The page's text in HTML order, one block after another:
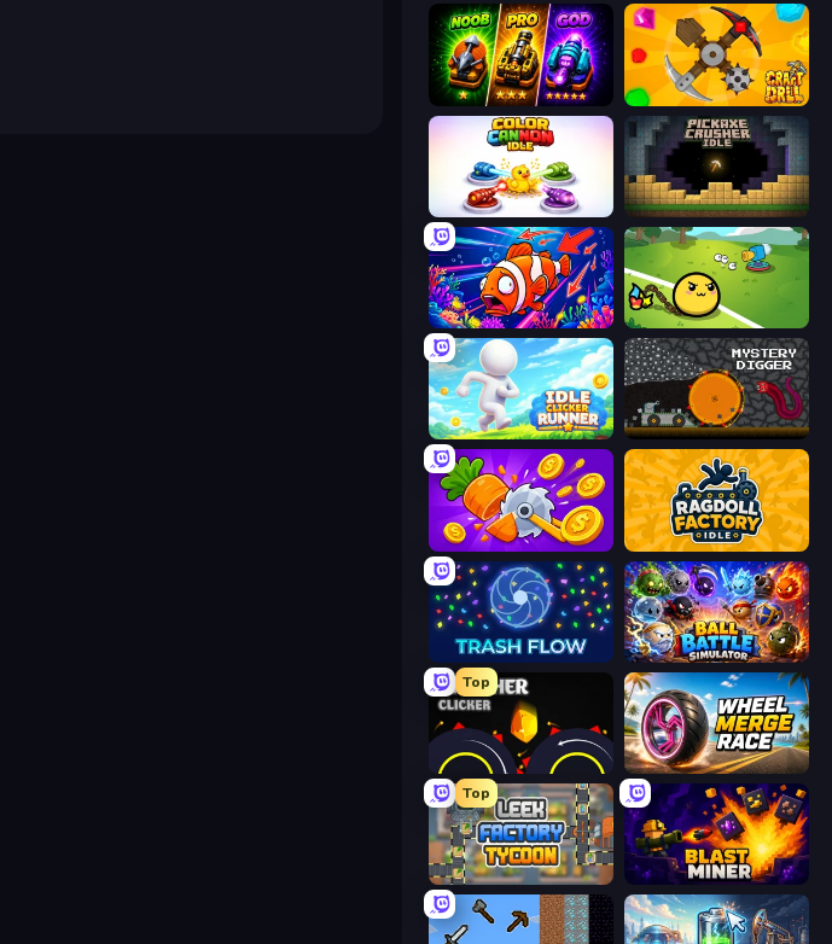
Merge Survival Craft Drill
Color Cannon Idle Pickaxe Crusher Idle
Fish Catch Idle Monster Mixer Idle
Idle Clicker Runner Mystery Digger
Farm Ring Idle Ragdoll Factory Idle
Trash Flow Ball Battle Simulator
Top
Crusher Clicker Wheel Merge Race
Top
Leek Factory Tycoon Blast Miner